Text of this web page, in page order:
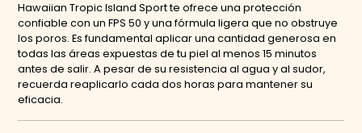
Hawaiian Tropic Island Sport te ofrece una protección
confiable con un FPS 50 y una fórmula ligera que no obstruye
los poros. Es fundamental aplicar una cantidad generosa en
todas las áreas expuestas de tu piel al menos 15 minutos
antes de salir. A pesar de su resistencia al agua y al sudor,
recuerda reaplicarlo cada dos horas para mantener su
eficacia.